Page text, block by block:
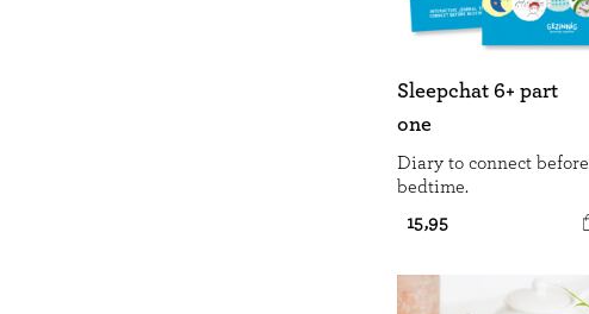
Sleepchat 6+ part
one
Diary to connect before
bedtime.
€ 15,95